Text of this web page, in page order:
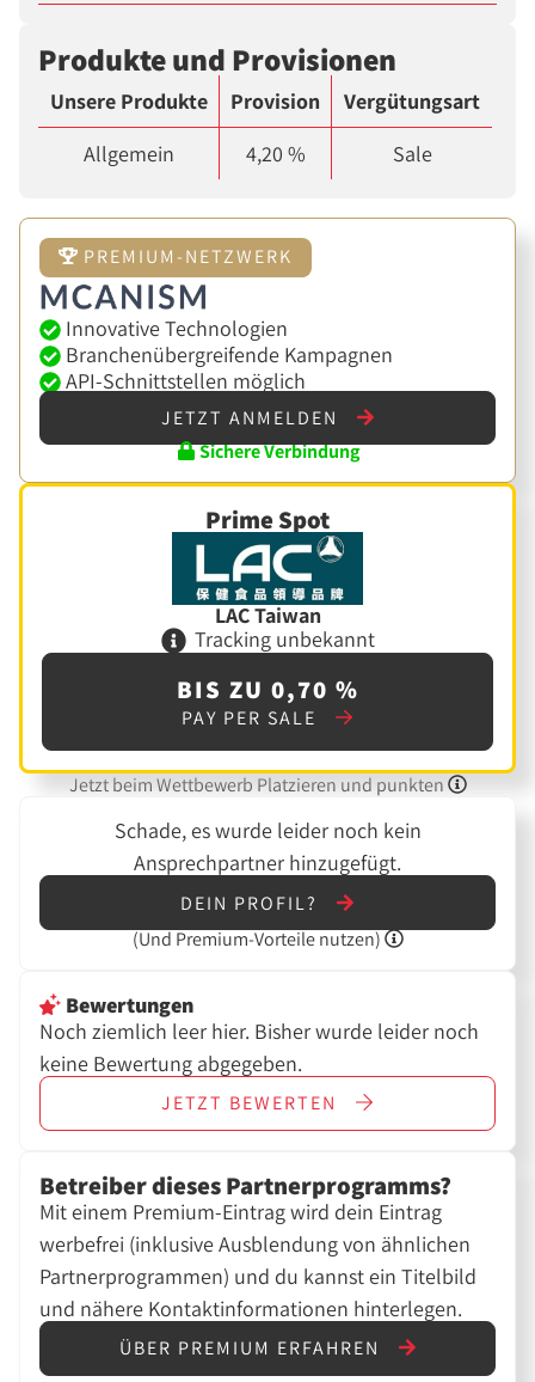
Produkte und Provisionen
Unsere Produkte Provision
Vergütungsart
Allgemein
4,20 % Sale
PREMIUM-NETZWERK
Innovative Technologien
Branchenübergreifende Kampagnen
API-Schnittstellen möglich
JETZT ANMELDEN
Sichere Verbindung
Prime Spot
LAC Taiwan
Tracking unbekannt
BIS ZU 0,70 %
PAY PER SALE
Jetzt beim Wettbewerb Platzieren und punkten
Schade, es wurde leider noch kein
Ansprechpartner hinzugefügt.
DEIN PROFIL?
(Und Premium-Vorteile nutzen)
Bewertungen
Noch ziemlich leer hier. Bisher wurde leider noch
keine Bewertung abgegeben.
JETZT BEWERTEN
Betreiber dieses Partnerprogramms?
Mit einem Premium-Eintrag wird dein Eintrag
werbefrei (inklusive Ausblendung von ähnlichen
Partnerprogrammen) und du kannst ein Titelbild
und nähere Kontaktinformationen hinterlegen.
ÜBER PREMIUM ERFAHREN